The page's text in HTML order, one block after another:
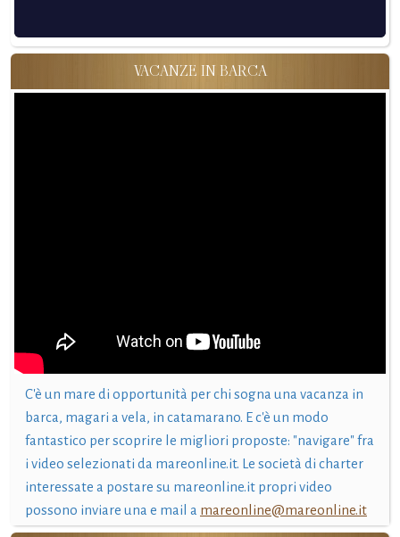
VACANZE IN BARCA
C'è un mare di opportunità per chi sogna una vacanza in
barca, magari a vela, in catamarano. E c'è un modo
fantastico per scoprire le migliori proposte: "navigare" fra
i video selezionati da mareonline.it. Le società di charter
interessate a postare su mareonline.it propri video
possono inviare una e mail a mareonline@mareonline.it